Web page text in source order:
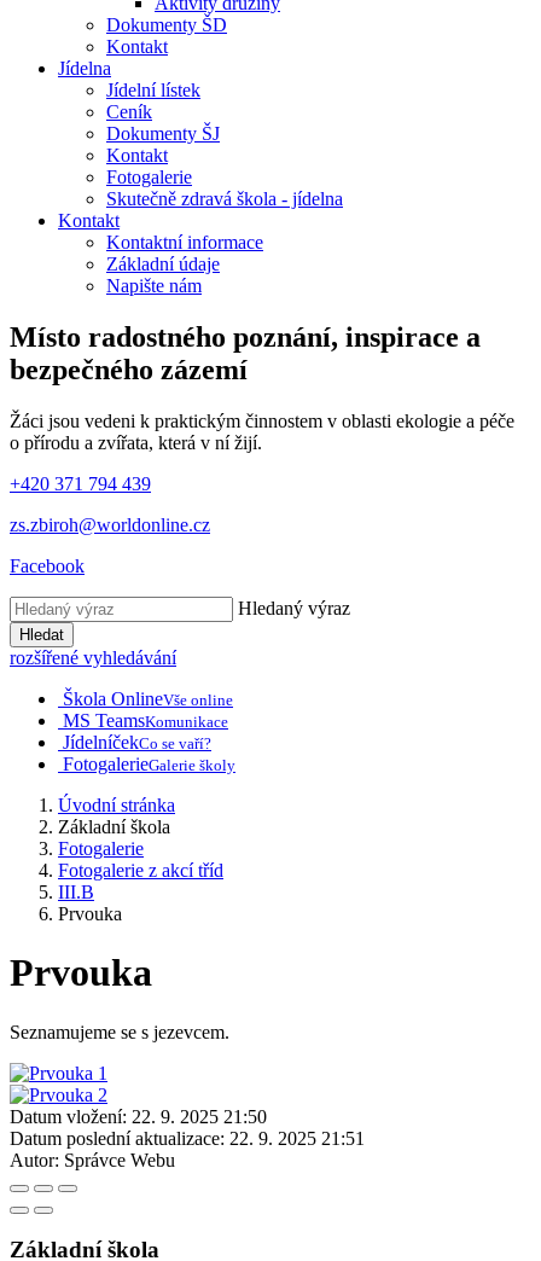
Dokumenty ŠD
Kontakt
Jídelna
Jídelní lístek
Ceník
Dokumenty ŠJ
Kontakt
Fotogalerie
Skutečně zdravá škola - jídelna
Kontakt
Kontaktní informace
Základní údaje
Napište nám
Místo radostného poznání, inspirace a
bezpečného zázemí
Žáci jsou vedeni k praktickým činnostem v oblasti ekologie a péče
o přírodu a zvířata, která v ní žijí.
+420 371 794 439
zs.zbiroh@worldonline.cz
Facebook
Hledaný výraz
Hledat
rozšířené vyhledávání
Škola OnlineVše online
MS TeamsKomunikace
JídelníčekCo se vaří?
FotogalerieGalerie školy
Úvodní stránka
Základní škola
Fotogalerie
Fotogalerie z akcí tříd
III.B
Prvouka
Prvouka
Seznamujeme se s jezevcem.
Datum vložení: 22. 9. 2025 21:50
Datum poslední aktualizace: 22. 9. 2025 21:51
Autor: Správce Webu
Základní škola